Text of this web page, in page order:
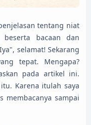
tentang niat
bacaan dan
selamat! Sekarang
tepat. Mengapa?
pada artikel ini.
Karena itulah saya
membacanya sampai